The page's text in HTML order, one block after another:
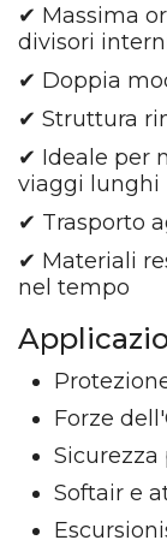
✔ Massima
divisori
✔ Doppia
✔ Struttura
✔ Ideale per
viaggi lunghi
✔ Trasporto
✔ Materiali
nel tempo
Forze
Sicurezza
Softair e